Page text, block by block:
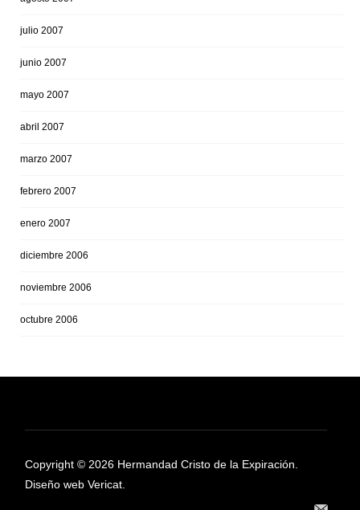
julio 2007
junio 2007
mayo 2007
abril 2007
marzo 2007
febrero 2007
enero 2007
diciembre 2006
noviembre 2006
octubre 2006
Copyright © 2026 Hermandad Cristo de la Expiración.
Diseño web Vericat.